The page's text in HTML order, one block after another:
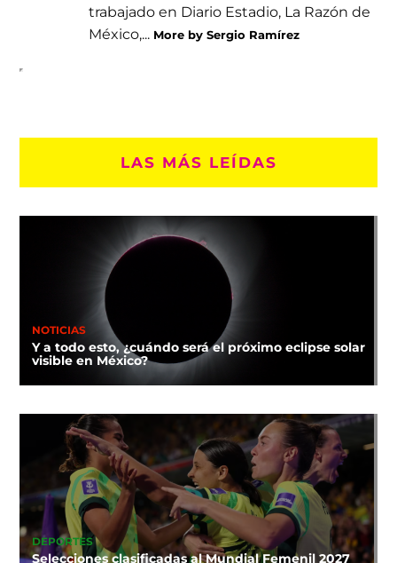
trabajado en Diario Estadio, La Razón de
México,... More by Sergio Ramírez
LAS MÁS LEÍDAS
NOTICIAS
Y a todo esto, ¿cuándo será el próximo eclipse solar
visible en México?
DEPORTES
Selecciones clasificadas al Mundial Femenil 2027